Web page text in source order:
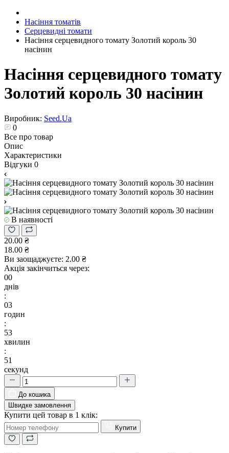
Насіння томатів
Серцевидні томати
Насіння серцевидного томату Золотий король 30
насінин
Насіння серцевидного томату
Золотий король 30 насінин
Виробник: Seed.Ua
0
Все про товар
Опис
Характеристики
Відгуки 0
В наявності
20.00 ₴
18.00 ₴
Ви заощаджуєте: 2.00 ₴
Акція закінчиться через:
00
днів
:
03
годин
:
53
хвилин
:
50
секунд
До кошика
Швидке замовлення
Купити цей товар в 1 клік:
Купити